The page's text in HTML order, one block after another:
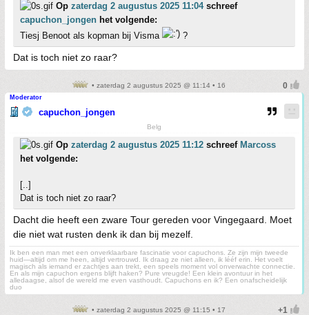
Op zaterdag 2 augustus 2025 11:04schreef
capuchon_jongen het volgende:
Tiesj Benoot als kopman bij Visma
?
Dat is toch niet zo raar?
• zaterdag 2 augustus 2025 @ 11:14 • 16
Moderator
capuchon_jongen
Belg
Op zaterdag 2 augustus 2025 11:12 schreef Marcoss
het volgende:
[..]
Dat is toch niet zo raar?
Dacht die heeft een zware Tour gereden voor Vingegaard. Moet
die niet wat rusten denk ik dan bij mezelf.
Ik ben een man met een onverklaarbare fascinatie voor capuchons. Ze zijn mijn tweede
huid—altijd om me heen, altijd vertrouwd. Ik draag ze niet alleen, ik lééf erin. Het voelt
magisch als iemand er zachtjes aan trekt, een speels moment vol onverwachte connectie.
En als mijn capuchon ergens blijft haken? Pure vreugde! Een klein avontuur in het
alledaagse, alsof de wereld me even vasthoudt. Capuchons en ik? Een onafscheidelijk
duo
• zaterdag 2 augustus 2025 @ 11:15 • 17